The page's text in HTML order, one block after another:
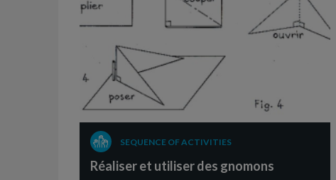
SEQUENCE OF ACTIVITIES
Réaliser et utiliser des gnomons